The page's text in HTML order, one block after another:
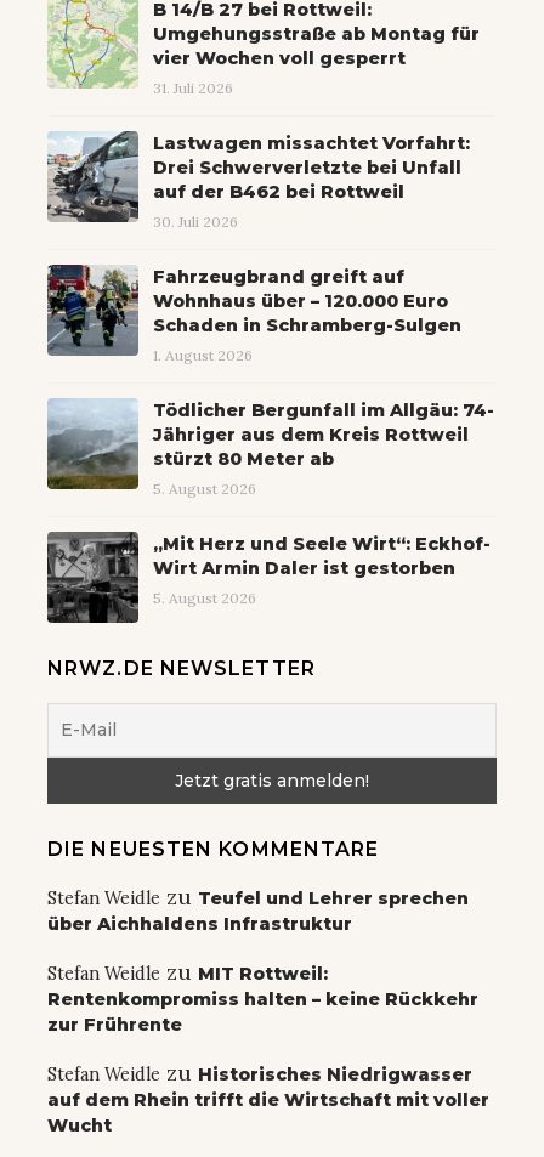
B 14/B 27 bei Rottweil:
Umgehungsstraße ab Montag für
vier Wochen voll gesperrt
31. Juli 2026
Lastwagen missachtet Vorfahrt:
Drei Schwerverletzte bei Unfall
auf der B462 bei Rottweil
30. Juli 2026
Fahrzeugbrand greift auf
Wohnhaus über – 120.000 Euro
Schaden in Schramberg-Sulgen
1. August 2026
Tödlicher Bergunfall im Allgäu: 74-
Jähriger aus dem Kreis Rottweil
stürzt 80 Meter ab
5. August 2026
„Mit Herz und Seele Wirt“: Eckhof-
Wirt Armin Daler ist gestorben
5. August 2026
NRWZ.DE NEWSLETTER
DIE NEUESTEN KOMMENTARE
Stefan Weidle zu Teufel und Lehrer sprechen
über Aichhaldens Infrastruktur
Stefan Weidle zu MIT Rottweil:
Rentenkompromiss halten – keine Rückkehr
zur Frührente
Stefan Weidle zu Historisches Niedrigwasser
auf dem Rhein trifft die Wirtschaft mit voller
Wucht